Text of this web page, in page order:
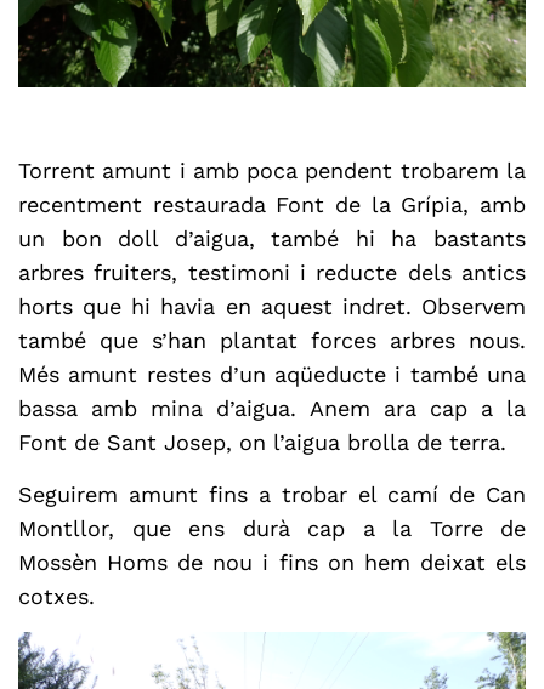
Torrent amunt i amb poca pendent trobarem la
recentment restaurada Font de la Grípia, amb
un bon doll d’aigua, també hi ha bastants
arbres fruiters, testimoni i reducte dels antics
horts que hi havia en aquest indret. Observem
també que s’han plantat forces arbres nous.
Més amunt restes d’un aqüeducte i també una
bassa amb mina d’aigua. Anem ara cap a la
Font de Sant Josep, on l’aigua brolla de terra.
Seguirem amunt fins a trobar el camí de Can
Montllor, que ens durà cap a la Torre de
Mossèn Homs de nou i fins on hem deixat els
cotxes.